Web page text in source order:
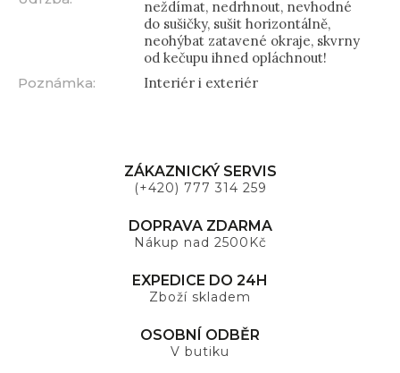
neždímat, nedrhnout, nevhodné
do sušičky, sušit horizontálně,
neohýbat zatavené okraje, skvrny
od kečupu ihned opláchnout!
Poznámka: Interiér i exteriér
ZÁKAZNICKÝ SERVIS
(+420) 777 314 259
DOPRAVA ZDARMA
Nákup nad 2500Kč
EXPEDICE DO 24H
Zboží skladem
OSOBNÍ ODBĚR
V butiku